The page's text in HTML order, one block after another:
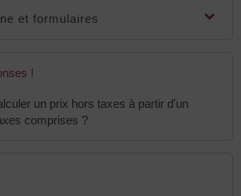
et formulaires
!
un prix hors taxes à partir d'un
comprises ?